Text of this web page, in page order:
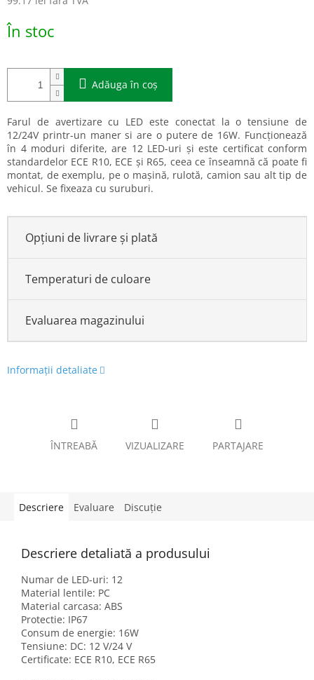
Evaluare
preţ:
În stoc
Adăuga în coş
Farul de avertizare cu LED este conectat la o tensiune de
12/24V printr-un maner si are o putere de 16W. Funcționează
în 4 moduri diferite, are 12 LED-uri și este certificat conform
standardelor ECE R10, ECE și R65, ceea ce înseamnă că poate fi
montat, de exemplu, pe o mașină, rulotă, camion sau alt tip de
vehicul. Se fixeaza cu suruburi.
Opțiuni de livrare și plată
Temperaturi de culoare
Evaluarea magazinului
Informaţii detaliate
ÎNTREABĂ VIZUALIZARE PARTAJARE
Descriere Evaluare Discuţie
Descriere detaliată a produsului
Numar de LED-uri: 12
Material lentile: PC
Material carcasa: ABS
Protectie: IP67
Consum de energie: 16W
Tensiune: DC: 12 V/24 V
Certificate: ECE R10, ECE R65